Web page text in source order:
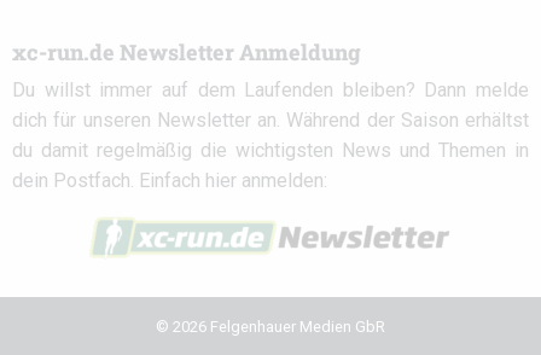
xc-run.de Newsletter Anmeldung
Du willst immer auf dem Laufenden bleiben? Dann melde
dich für unseren Newsletter an. Während der Saison erhältst
du damit regelmäßig die wichtigsten News und Themen in
dein Postfach. Einfach hier anmelden:
© 2026 Felgenhauer Medien GbR